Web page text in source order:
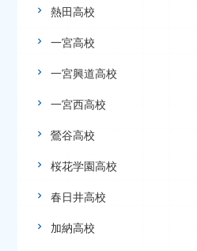
熱田高校
一宮高校
一宮興道高校
一宮西高校
鶯谷高校
桜花学園高校
春日井高校
加納高校